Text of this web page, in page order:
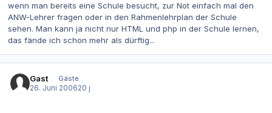
wenn man bereits eine Schule besucht, zur Not einfach mal den
ANW-Lehrer fragen oder in den Rahmenlehrplan der Schule
sehen. Man kann ja nicht nur HTML und php in der Schule lernen,
das fände ich schon mehr als dürftig...
Gast
Gäste
26. Juni 200620 j